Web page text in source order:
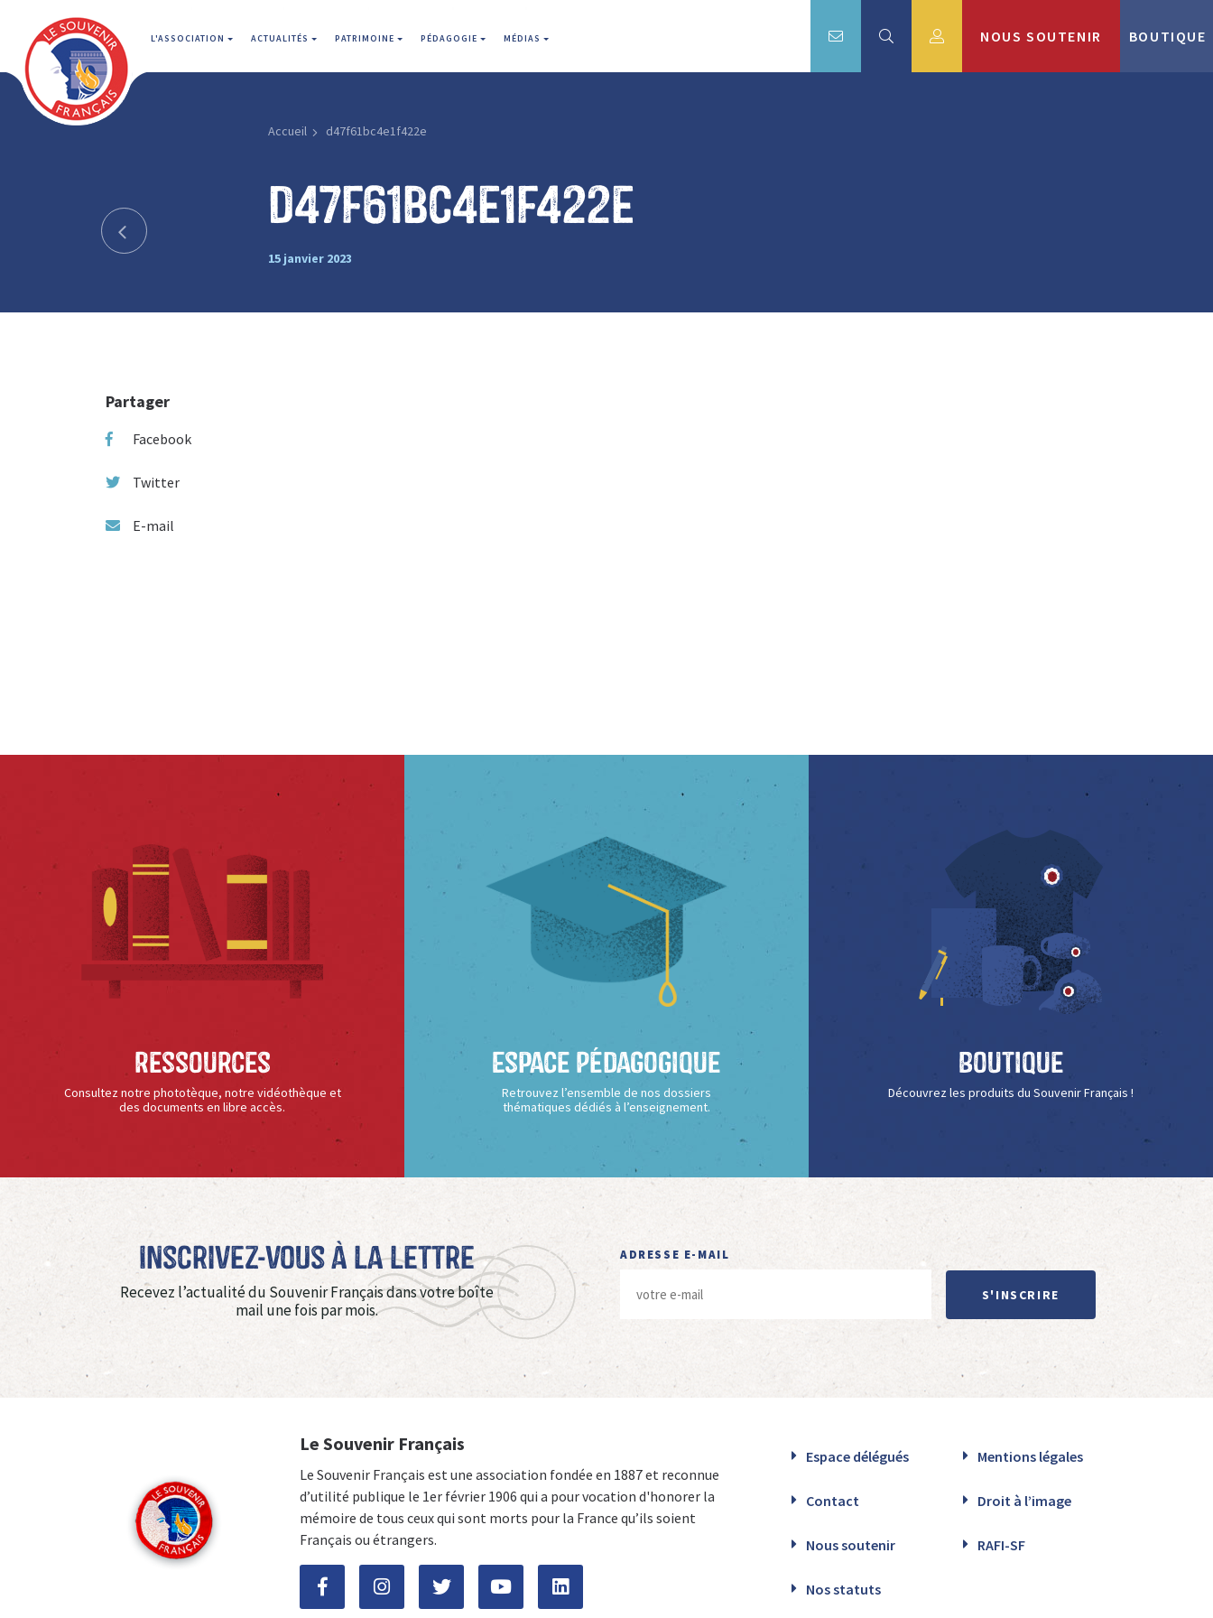
L'ASSOCIATION ACTUALITÉS PATRIMOINE PÉDAGOGIE MÉDIAS NOUS SOUTENIR BOUTIQUE
Accueil d47f61bc4e1f422e
d47f61bc4e1f422e
15 janvier 2023
Partager
Facebook
Twitter
E-mail
Ressources
Consultez notre phototèque, notre vidéothèque et
des documents en libre accès.
Espace Pédagogique
Retrouvez l’ensemble de nos dossiers
thématiques dédiés à l’enseignement.
Boutique
Découvrez les produits du Souvenir Français !
Inscrivez-vous à La Lettre
Recevez l’actualité du Souvenir Français dans votre boîte
mail une fois par mois.
ADRESSE E-MAIL
S'INSCRIRE
Le Souvenir Français
Le Souvenir Français est une association fondée en 1887 et reconnue
d’utilité publique le 1er février 1906 qui a pour vocation d'honorer la
mémoire de tous ceux qui sont morts pour la France qu’ils soient
Français ou étrangers.
Espace délégués Mentions légales
Contact Droit à l’image
Nous soutenir RAFI-SF
Nos statuts